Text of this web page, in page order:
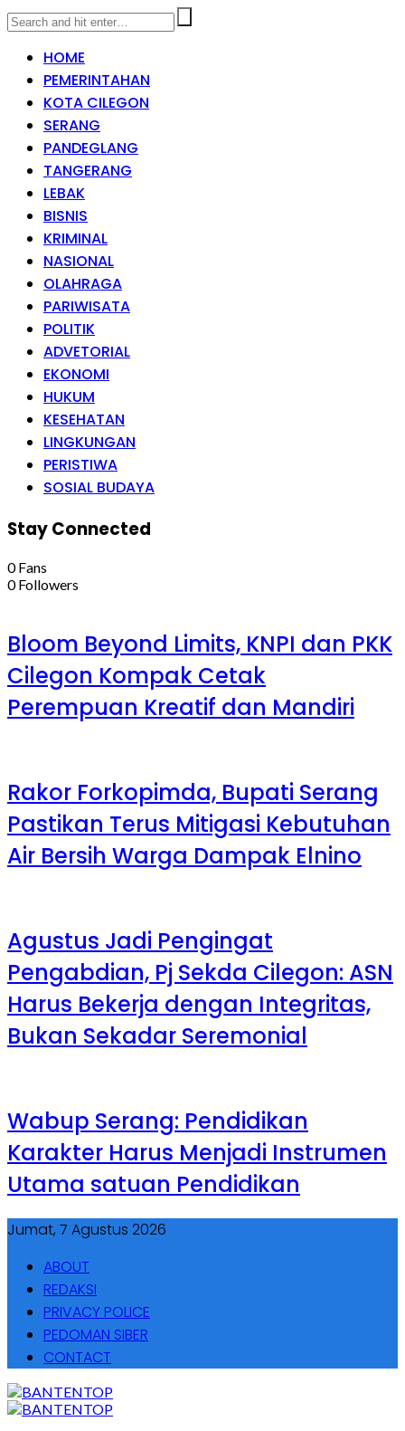
HOME
PEMERINTAHAN
KOTA CILEGON
SERANG
PANDEGLANG
TANGERANG
LEBAK
BISNIS
KRIMINAL
NASIONAL
OLAHRAGA
PARIWISATA
POLITIK
ADVETORIAL
EKONOMI
HUKUM
KESEHATAN
LINGKUNGAN
PERISTIWA
SOSIAL BUDAYA
Stay Connected
0 Fans
0 Followers
Bloom Beyond Limits, KNPI dan PKK
Cilegon Kompak Cetak
Perempuan Kreatif dan Mandiri
Rakor Forkopimda, Bupati Serang
Pastikan Terus Mitigasi Kebutuhan
Air Bersih Warga Dampak Elnino
Agustus Jadi Pengingat
Pengabdian, Pj Sekda Cilegon: ASN
Harus Bekerja dengan Integritas,
Bukan Sekadar Seremonial
Wabup Serang: Pendidikan
Karakter Harus Menjadi Instrumen
Utama satuan Pendidikan
Jumat, 7 Agustus 2026
ABOUT
REDAKSI
PRIVACY POLICE
PEDOMAN SIBER
CONTACT